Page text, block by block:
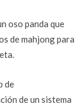
oso panda que
de mahjong para
de
de un sistema